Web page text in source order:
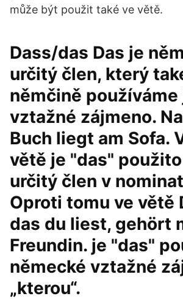
může být použit také ve větě.
Dass/das Das je
určitý člen, který
němčině používáme
vztažné zájmeno.
Buch liegt am Sofa.
větě je "das"
určitý člen v
Oproti tomu ve větě
das du liest, gehört
Freundin. je "das"
německé vztažné
„kterou“.